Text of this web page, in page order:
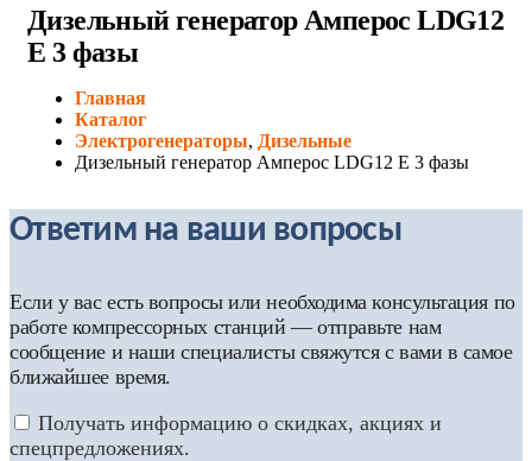
Дизельный генератор Амперос LDG12
E 3 фазы
Главная
Каталог
Электрогенераторы, Дизельные
Дизельный генератор Амперос LDG12 E 3 фазы
Ответим на ваши вопросы
Если у вас есть вопросы или необходима консультация по
работе компрессорных станций — отправьте нам
сообщение и наши специалисты свяжутся с вами в самое
ближайшее время.
Получать информацию о скидках, акциях и
спецпредложениях.